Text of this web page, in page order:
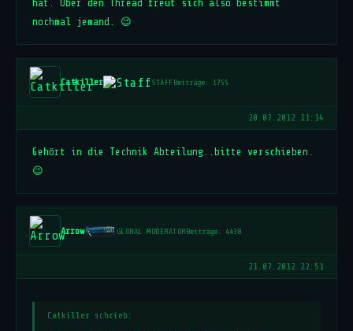
hat. Über den Thread freut sich also bestimmt
nochmal jemand. 😉
Catkiller STAFFBeiträge: 1755
20.07.2012 11:14
Gehört in die Technik Abteilung..bitte verschieben.
😉
Arrow GLOBAL MODERATORBeiträge: 4438
21.07.2012 22:51
Catkiller schrieb: